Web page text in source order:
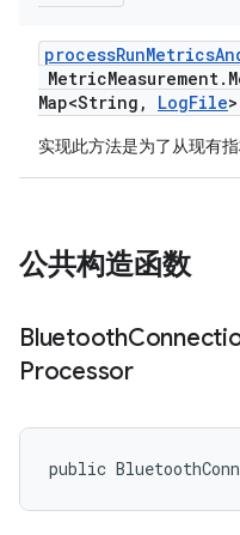
processRunMetrics
MetricMeasurement.
Map<String , LogFile
实现此方法是为了从现有
公共构造函数
Bluetooth
Processor
public